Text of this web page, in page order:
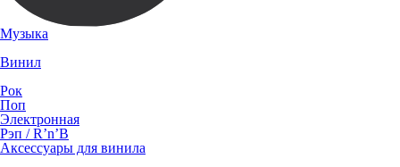
Музыка
Винил
Рок
Поп
Электронная
Рэп / R’n’B
Аксессуары для винила